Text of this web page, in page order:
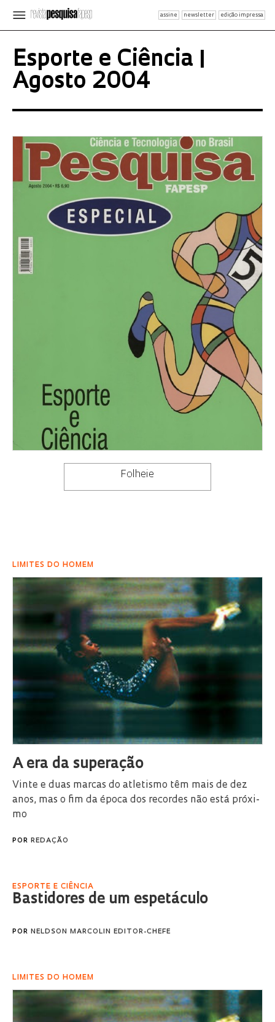
assine newsletter edição impressa
Esporte e Ciência |
Agosto 2004
Folheie
LI­MI­TES DO HO­MEM
A era da su­pe­ra­ção
Vin­te e duas mar­cas do atle­tis­mo têm mais de dez
anos, mas o fim da épo­ca dos re­cor­des não está pró­xi­
mo
POR REDAÇÃO
ESPORTE E CIÊNCIA
Bastidores de um espetáculo
POR NELDSON MARCOLIN EDITOR-CHEFE
LI­MI­TES DO HO­MEM